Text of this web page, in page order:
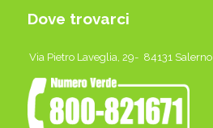
Dove trovarci
Via Pietro Laveglia, 29- 84131 Salerno